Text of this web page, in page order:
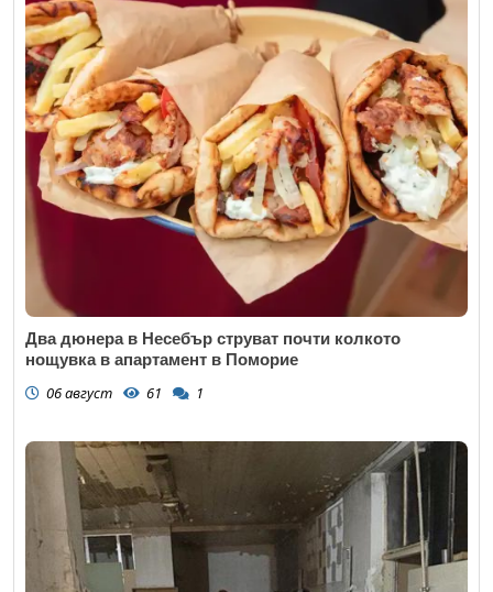
Два дюнера в Несебър струват почти колкото
нощувка в апартамент в Поморие
06 август 61 1